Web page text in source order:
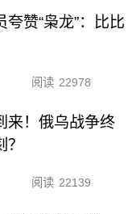
夸赞“枭龙”：比比
阅读 22978
来！俄乌战争终
阅读 22139